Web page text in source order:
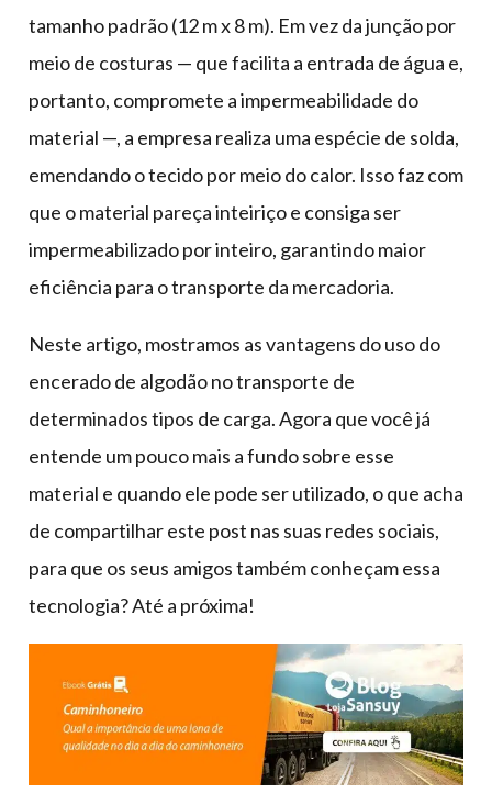
tamanho padrão (12 m x 8 m). Em vez da junção por
meio de costuras — que facilita a entrada de água e,
portanto, compromete a impermeabilidade do
material —, a empresa realiza uma espécie de solda,
emendando o tecido por meio do calor. Isso faz com
que o material pareça inteiriço e consiga ser
impermeabilizado por inteiro, garantindo maior
eficiência para o transporte da mercadoria.
Neste artigo, mostramos as vantagens do uso do
encerado de algodão no transporte de
determinados tipos de carga. Agora que você já
entende um pouco mais a fundo sobre esse
material e quando ele pode ser utilizado, o que acha
de compartilhar este post nas suas redes sociais,
para que os seus amigos também conheçam essa
tecnologia? Até a próxima!